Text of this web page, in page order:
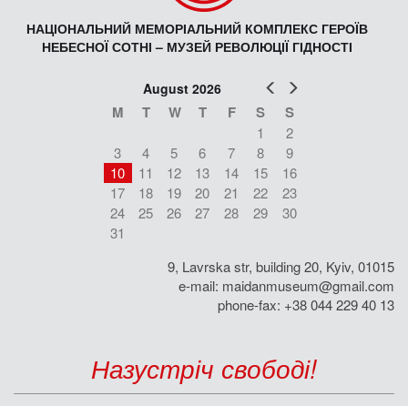
НАЦІОНАЛЬНИЙ МЕМОРІАЛЬНИЙ КОМПЛЕКС ГЕРОЇВ
НЕБЕСНОЇ СОТНІ – МУЗЕЙ РЕВОЛЮЦІЇ ГІДНОСТІ
Prev
August 2026
M T W T F S S
1
2
3
4 5 6 7 8
9
10
11 12 13 14 15
16
17
18 19 20 21 22
23
24
25 26 27 28 29
30
31
9, Lavrska str, building 20, Kyiv, 01015
e-mail: maidanmuseum@gmail.com
phone-fax: +38 044 229 40 13
Назустріч свободі!